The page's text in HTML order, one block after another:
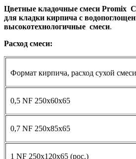
Цветные кладочные смеси Promix
для кладки кирпича с
высокотехнологичные смеси.
Расход смеси:
Формат кирпича, расход сухой
0,5 NF 250x60x65
0,7 NF 250x85x65
1 NF 250x120x65 (рос.)